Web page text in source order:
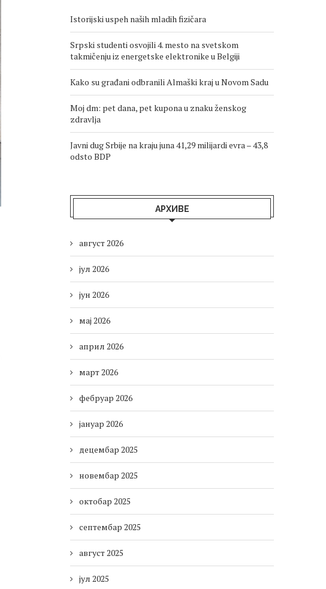
Istorijski uspeh naših mladih fizičara
Srpski studenti osvojili 4. mesto na svetskom
takmičenju iz energetske elektronike u Belgiji
Kako su građani odbranili Almaški kraj u Novom Sadu
Moj dm: pet dana, pet kupona u znaku ženskog
zdravlja
Javni dug Srbije na kraju juna 41,29 milijardi evra – 43,8
odsto BDP
АРХИВЕ
август 2026
јул 2026
јун 2026
мај 2026
април 2026
март 2026
фебруар 2026
јануар 2026
децембар 2025
новембар 2025
октобар 2025
септембар 2025
август 2025
јул 2025